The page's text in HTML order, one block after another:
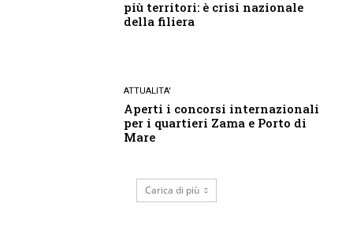
più territori: è crisi nazionale
della filiera
ATTUALITA'
Aperti i concorsi internazionali
per i quartieri Zama e Porto di
Mare
Carica di più